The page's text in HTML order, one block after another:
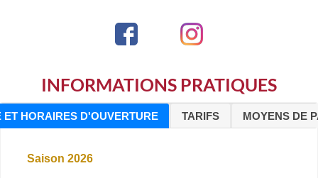
INFORMATIONS PRATIQUES
ET HORAIRES D'OUVERTURE TARIFS MOYENS DE
Saison 2026